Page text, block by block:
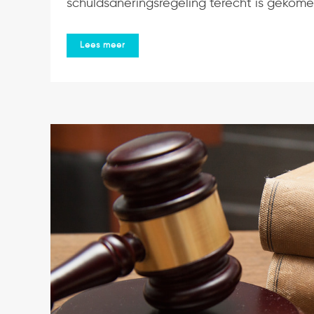
schuldsaneringsregeling terecht is
Lees meer